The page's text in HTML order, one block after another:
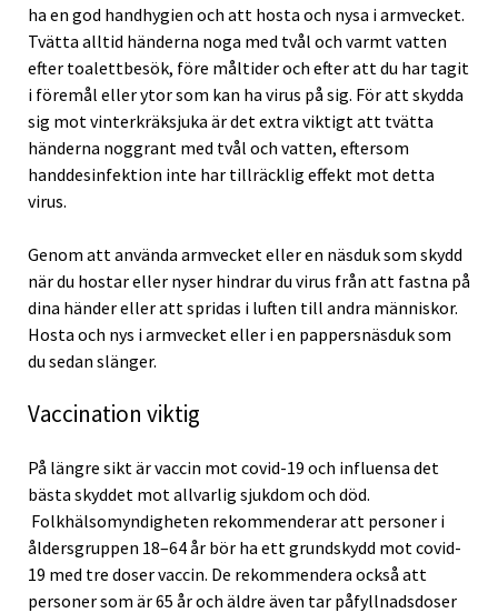
ha en god handhygien och att hosta och nysa i armvecket.
Tvätta alltid händerna noga med tvål och varmt vatten
efter toalettbesök, före måltider och efter att du har tagit
i föremål eller ytor som kan ha virus på sig. För att skydda
sig mot vinterkräksjuka är det extra viktigt att tvätta
händerna noggrant med tvål och vatten, eftersom
handdesinfektion inte har tillräcklig effekt mot detta
virus.
Genom att använda armvecket eller en näsduk som skydd
när du hostar eller nyser hindrar du virus från att fastna på
dina händer eller att spridas i luften till andra människor.
Hosta och nys i armvecket eller i en pappersnäsduk som
du sedan slänger.
Vaccination viktig
På längre sikt är vaccin mot covid-19 och influensa det
bästa skyddet mot allvarlig sjukdom och död.
Folkhälsomyndigheten rekommenderar att personer i
åldersgruppen 18–64 år bör ha ett grundskydd mot covid-
19 med tre doser vaccin. De rekommendera också att
personer som är 65 år och äldre även tar påfyllnadsdoser